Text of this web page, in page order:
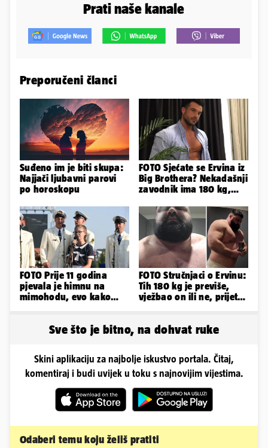
Prati naše kanale
Preporučeni članci
Suđeno im je biti skupa:
Najjači ljubavni parovi
po horoskopu
FOTO Sjećate se Ervina iz
Big Brothera? Nekadašnji
zavodnik ima 180 kg,
FOTO Prije 11 godina
pjevala je himnu na
mimohodu, evo kako
FOTO Stručnjaci o Ervinu:
Tih 180 kg je previše,
vježbao on ili ne, prijete
Sve što je bitno, na dohvat ruke
Skini aplikaciju za najbolje iskustvo portala. Čitaj,
komentiraj i budi uvijek u toku s najnovijim vijestima.
Odaberi temu koju želiš pratiti